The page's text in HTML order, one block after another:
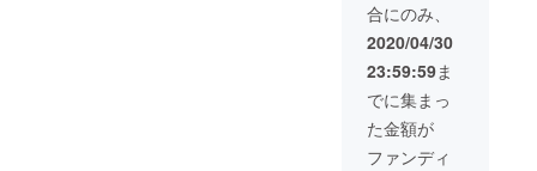
合にのみ、
2020/04/30
23:59:59ま
でに集まっ
た金額が
ファンディ